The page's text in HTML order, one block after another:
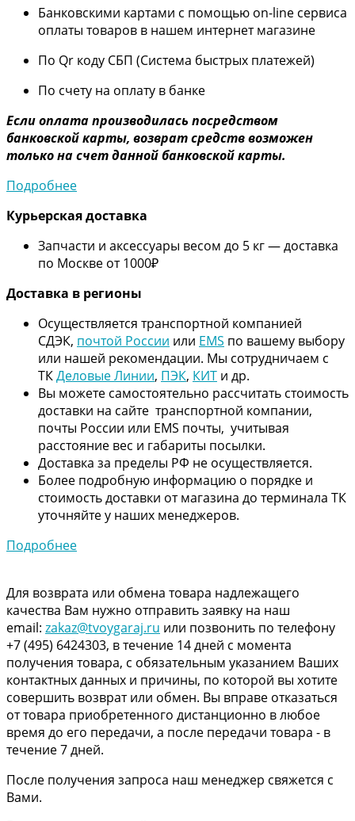
Банковскими картами с помощью on-line сервиса
оплаты товаров в нашем интернет магазине
По Qr коду СБП (Система быстрых платежей)
По счету на оплату в банке
Если оплата производилась посредством
банковской карты, возврат средств возможен
только на счет данной банковской карты.
Подробнее
Курьерская доставка
Запчасти и аксессуары весом до 5 кг — доставка
по Москве от 1000₽
Доставка в регионы
Осуществляется транспортной компанией
СДЭК, почтой России или EMS по вашему выбору
или нашей рекомендации. Мы сотрудничаем с
ТКДеловые Линии, ПЭК, КИТ и др.
Вы можете самостоятельно рассчитать стоимость
доставки на сайте транспортной компании,
почты России или EMS почты, учитывая
расстояние вес и габариты посылки.
Доставка за пределы РФ не осуществляется.
Более подробную информацию о порядке и
стоимость доставки от магазина до терминала ТК
уточняйте у наших менеджеров.
Подробнее
Для возврата или обмена товара надлежащего
качества Вам нужно отправить заявку на наш
email: zakaz@tvoygaraj.ru или позвонить по телефону
+7 (495) 6424303, в течение 14 дней с момента
получения товара, с обязательным указанием Ваших
контактных данных и причины, по которой вы хотите
совершить возврат или обмен. Вы вправе отказаться
от товара приобретенного дистанционно в любое
время до его передачи, а после передачи товара - в
течение 7 дней.
После получения запроса наш менеджер свяжется с
Вами.